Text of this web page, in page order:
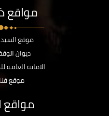
مواقع
موقع
ديوان
الامانة العامة
موقع
مواقع